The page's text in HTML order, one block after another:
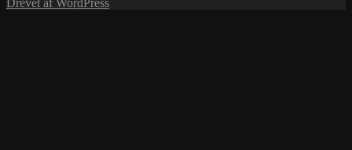
Drevet af WordPress